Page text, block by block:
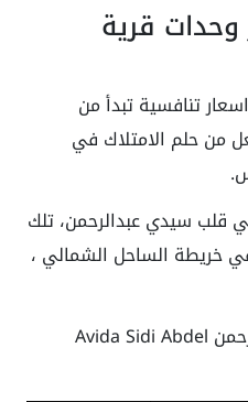
قرية
تنافسية تبدأ من
من حلم الامتلاك في
قلب سيدي عبدالرحمن، تلك
خريطة الساحل الشمالي ،
تقدم قرية افيدا سيدي عبدالرحمن Avida Sidi Abdel